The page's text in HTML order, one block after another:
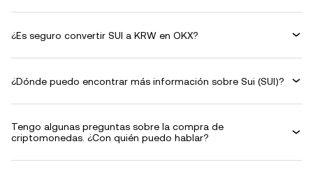
¿Es seguro convertir SUI a KRW en OKX?
¿Dónde puedo encontrar más información sobre Sui (SUI)?
Tengo algunas preguntas sobre la compra de
criptomonedas. ¿Con quién puedo hablar?